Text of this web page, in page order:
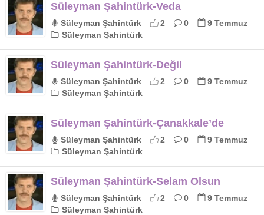
Süleyman Şahintürk-Veda
Süleyman Şahintürk 2 0
9 Temmuz
Süleyman Şahintürk
Süleyman Şahintürk-Değil
Süleyman Şahintürk 2 0
9 Temmuz
Süleyman Şahintürk
Süleyman Şahintürk-Çanakkale’de
Süleyman Şahintürk 2 0
9 Temmuz
Süleyman Şahintürk
Süleyman Şahintürk-Selam Olsun
Süleyman Şahintürk 2 0
9 Temmuz
Süleyman Şahintürk